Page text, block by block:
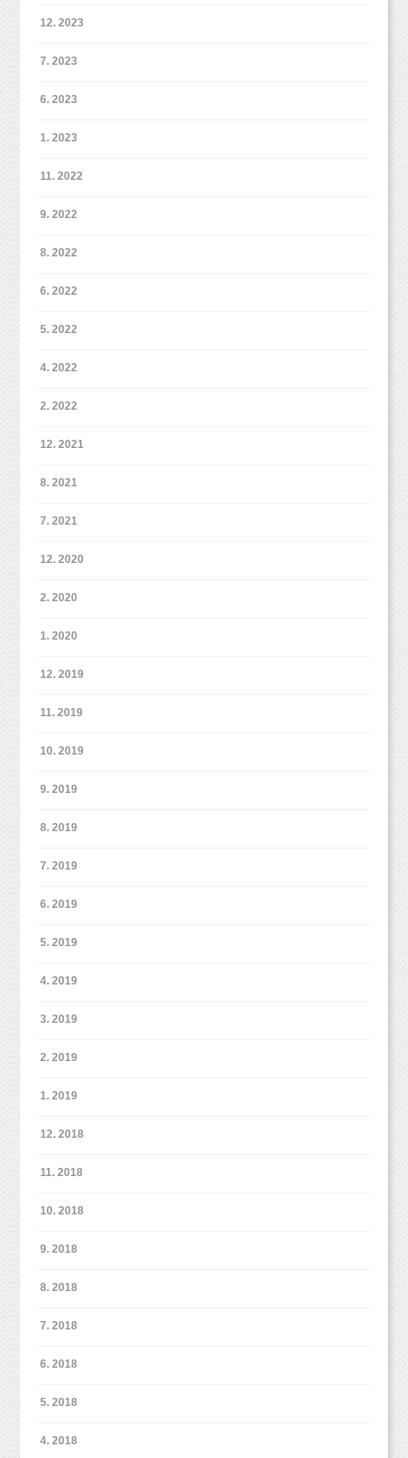
12. 2023
7. 2023
6. 2023
1. 2023
11. 2022
9. 2022
8. 2022
6. 2022
5. 2022
4. 2022
2. 2022
12. 2021
8. 2021
7. 2021
12. 2020
2. 2020
1. 2020
12. 2019
11. 2019
10. 2019
9. 2019
8. 2019
7. 2019
6. 2019
5. 2019
4. 2019
3. 2019
2. 2019
1. 2019
12. 2018
11. 2018
10. 2018
9. 2018
8. 2018
7. 2018
6. 2018
5. 2018
4. 2018